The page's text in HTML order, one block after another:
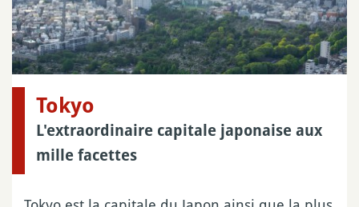
Tokyo
L'extraordinaire capitale japonaise aux
mille facettes